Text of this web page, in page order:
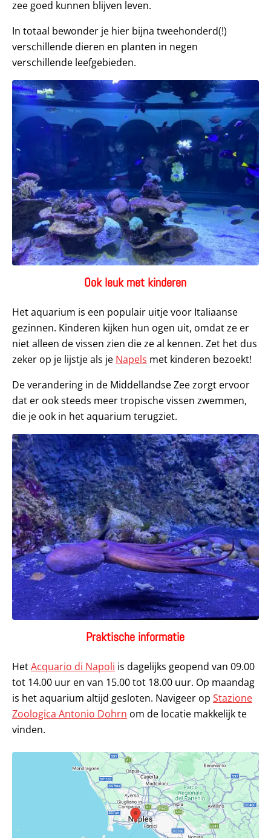
zee goed kunnen blijven leven.
In totaal bewonder je hier bijna tweehonderd(!)
verschillende dieren en planten in negen
verschillende leefgebieden.
Ook leuk met kinderen
Het aquarium is een populair uitje voor Italiaanse
gezinnen. Kinderen kijken hun ogen uit, omdat ze er
niet alleen de vissen zien die ze al kennen. Zet het dus
zeker op je lijstje als je Napels met kinderen bezoekt!
De verandering in de Middellandse Zee zorgt ervoor
dat er ook steeds meer tropische vissen zwemmen,
die je ook in het aquarium terugziet.
Praktische informatie
HetAcquario di Napoli is dagelijks geopend van 09.00
tot 14.00 uur en van 15.00 tot 18.00 uur. Op maandag
is het aquarium altijd gesloten. Navigeer op Stazione
Zoologica Antonio Dohrn om de locatie makkelijk te
vinden.